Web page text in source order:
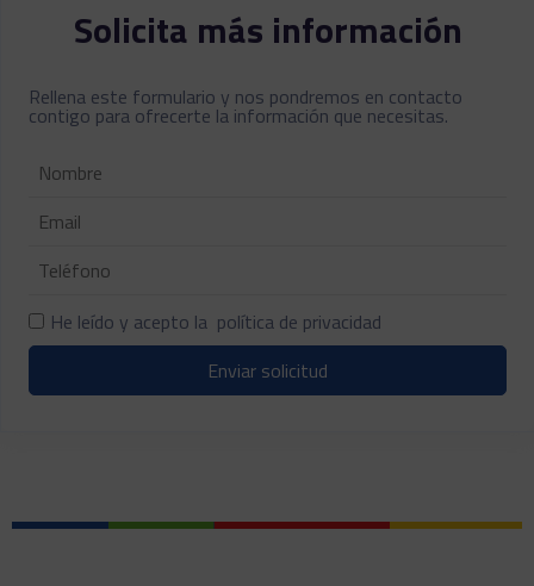
Solicita más información
Rellena este formulario y nos pondremos en contacto
contigo para ofrecerte la información que necesitas.
He leído y acepto la política de privacidad
Enviar solicitud